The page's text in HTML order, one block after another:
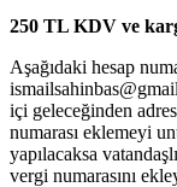
250 TL KDV ve
Aşağıdaki hesap
içi geleceğinden
numarası eklemeyi
yapılacaksa
vergi numarasını